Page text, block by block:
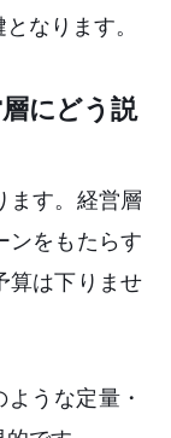
なります。
にどう説
ます。経営層
ンをもたらす
算は下りませ
うな定量・